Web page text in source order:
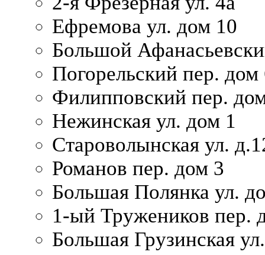
Ефремова ул. дом 10
Большой
Погорельский пер. дом
Филипповский пер.
Нежинская ул. дом 1
Староволынская ул.
Романов пер. дом 3
Большая Полянка ул.
1-ый Тружеников пер.
Большая Грузинская